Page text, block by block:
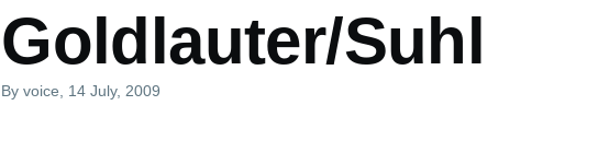
Goldlauter/Suhl
Byvoice , 14 July, 2009